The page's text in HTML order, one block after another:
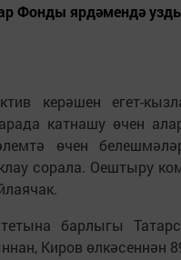
Фонды ярдәмендә
керәшен егет-
катнашу өчен
өчен
сорала. Оештыру
барлыгы
Киров өлкәсеннән